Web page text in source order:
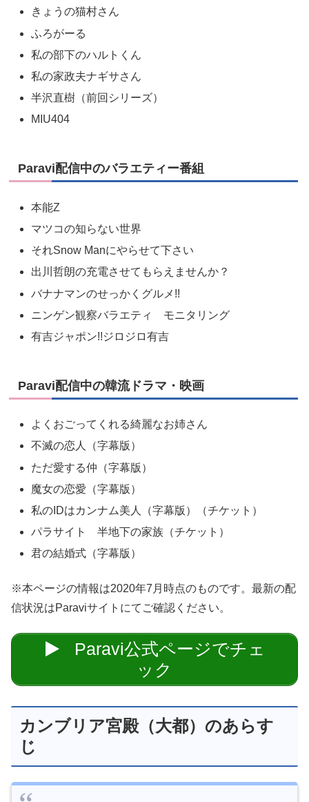
きょうの猫村さん
ふろがーる
私の部下のハルトくん
私の家政夫ナギサさん
半沢直樹（前回シリーズ）
MIU404
Paravi配信中のバラエティー番組
本能Z
マツコの知らない世界
それSnow Manにやらせて下さい
出川哲朗の充電させてもらえませんか？
バナナマンのせっかくグルメ!!
ニンゲン観察バラエティ モニタリング
有吉ジャポン!!ジロジロ有吉
Paravi配信中の韓流ドラマ・映画
よくおごってくれる綺麗なお姉さん
不滅の恋人（字幕版）
ただ愛する仲（字幕版）
魔女の恋愛（字幕版）
私のIDはカンナム美人（字幕版）（チケット）
パラサイト 半地下の家族（チケット）
君の結婚式（字幕版）
※本ページの情報は2020年7月時点のものです。最新の配
信状況はParaviサイトにてご確認ください。
Paravi公式ページでチェ
ック
カンブリア宮殿（大都）のあらす
じ